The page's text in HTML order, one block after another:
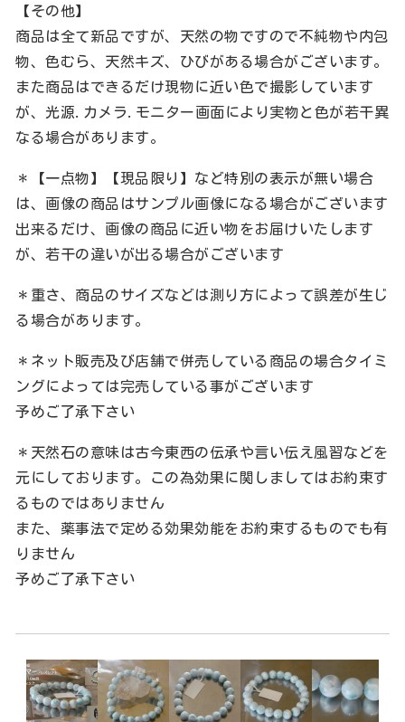
【その他】
商品は全て新品ですが、天然の物ですので不純物や内包
物、色むら、天然キズ、ひびがある場合がございます。
また商品はできるだけ現物に近い色で撮影しています
が、光源.カメラ.モニター画面により実物と色が若干異
なる場合があります。
＊【一点物】【現品限り】など特別の表示が無い場合
は、画像の商品はサンプル画像になる場合がございます
出来るだけ、画像の商品に近い物をお届けいたします
が、若干の違いが出る場合がございます
＊重さ、商品のサイズなどは測り方によって誤差が生じ
る場合があります。
＊ネット販売及び店舗で併売している商品の場合タイミ
ングによっては完売している事がございます
予めご了承下さい
＊天然石の意味は古今東西の伝承や言い伝え風習などを
元にしております。この為効果に関しましてはお約束す
るものではありません
また、薬事法で定める効果効能をお約束するものでも有
りません
予めご了承下さい